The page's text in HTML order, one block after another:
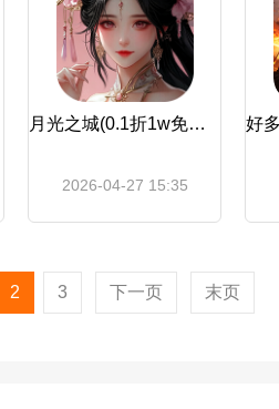
月光之城(0.1折1w免费版)
2026-04-27 15:35
2 3 下一页 末页